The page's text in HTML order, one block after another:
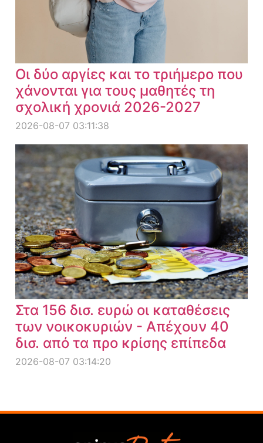
Οι δύο αργίες και το τριήμερο που
χάνονται για τους μαθητές τη
σχολική χρονιά 2026-2027
2026-08-07 03:11:38
Στα 156 δισ. ευρώ οι καταθέσεις
των νοικοκυριών - Απέχουν 40
δισ. από τα προ κρίσης επίπεδα
2026-08-07 03:14:20